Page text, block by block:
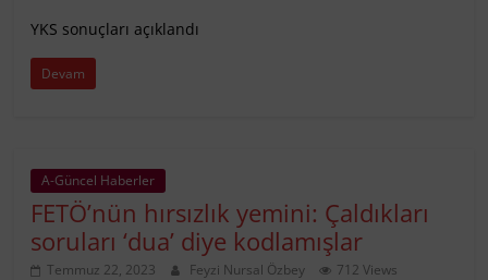
YKS sonuçları açıklandı
Devam
A-Güncel Haberler
FETÖ’nün hırsızlık yemini: Çaldıkları
soruları ‘dua’ diye kodlamışlar
Temmuz 22, 2023 Feyzi Nursal Özbey 712 Views